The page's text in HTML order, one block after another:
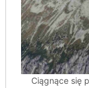
Ciągnące się